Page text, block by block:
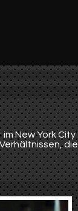
New York City
die